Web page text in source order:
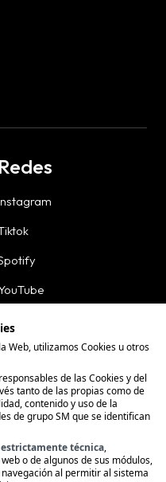
Redes
Web, utilizamos Cookies u otros
de las Cookies y del
tanto de las propias como de
contenido y uso de la
de grupo SM que se identifican
técnica,
o de algunos de sus módulos,
al permitir al sistema